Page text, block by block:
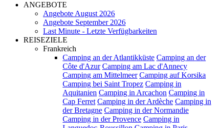
ANGEBOTE
Angebote August 2026
Angebote September 2026
Last Minute - Letzte Verfügbarkeiten
REISEZIELE
Frankreich
Camping an der Atlantikküste Camping an der
Côte d'Azur Camping am Lac d'Annecy
Camping am Mittelmeer Camping auf Korsika
Camping bei Saint Tropez Camping in
Aquitanien Camping in Arcachon Camping in
Cap Ferret Camping in der Ardèche Camping in
der Bretagne Camping in der Normandie
Camping in der Provence Camping in